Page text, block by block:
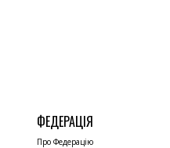
ФЕДЕРАЦІЯ
Про Федерацію